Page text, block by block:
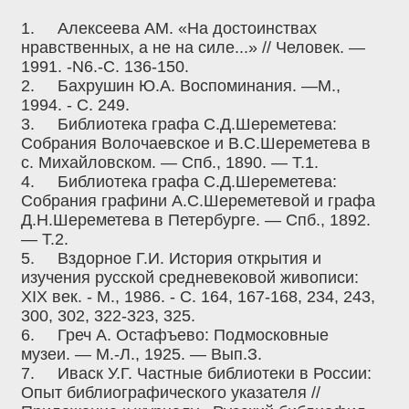
1.
Алексеева AM. «На достоинствах
нравственных, а не на силе...» // Человек. —
1991. -N6.-C. 136-150.
2.
Бахрушин Ю.А. Воспоминания. —М.,
1994. - С. 249.
3.
Библиотека графа С.Д.Шереметева:
Собрания Волочаевское и В.С.Шереметева в
с. Михайловском. — Спб., 1890. — Т.1.
4.
Библиотека графа С.Д.Шереметева:
Собрания графини А.С.Шереметевой и графа
Д.Н.Шереметева в Петербурге. — Спб., 1892.
— Т.2.
5.
Вздорное Г.И. История открытия и
изучения русской средневековой живописи:
XIX век. - М., 1986. - С. 164, 167-168, 234, 243,
300, 302, 322-323, 325.
6.
Греч А. Остафъево: Подмосковные
музеи. — М.-Л., 1925. — Вып.З.
7.
Иваск У.Г. Частные библиотеки в России:
Опыт библиографического указателя //